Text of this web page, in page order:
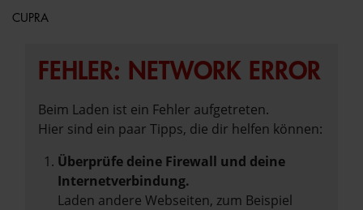
CUPRA
FEHLER: NETWORK ERROR
Beim Laden ist ein Fehler aufgetreten.
Hier sind ein paar Tipps, die dir helfen können:
Überprüfe deine Firewall und deine
Internetverbindung.
Laden andere Webseiten, zum Beispiel